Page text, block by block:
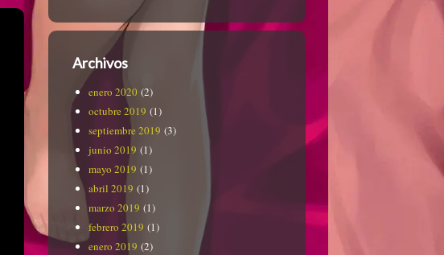
Archivos
enero 2020 (2)
octubre 2019 (1)
septiembre 2019 (3)
junio 2019 (1)
mayo 2019 (1)
abril 2019 (1)
marzo 2019 (1)
febrero 2019 (1)
enero 2019 (2)